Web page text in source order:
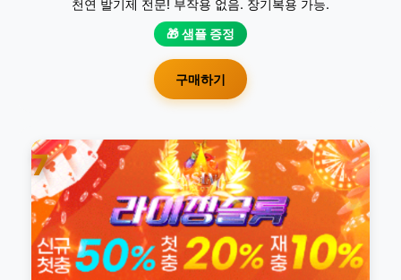
천연 발기제 전문! 부작용 없음. 장기복용 가능.
🎁 샘플 증정
구매하기
7